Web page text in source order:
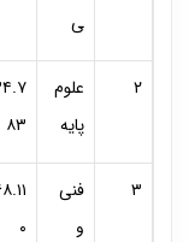
ی
۲
علوم
پایه
۸۳
۳
فنی
و
۰